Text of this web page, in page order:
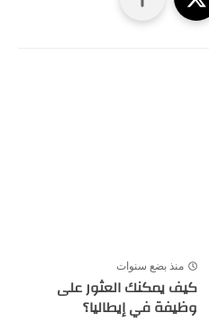
منذ بضع سنوات
كيف يمكنك العثور على
وظيفة في إيطاليا؟